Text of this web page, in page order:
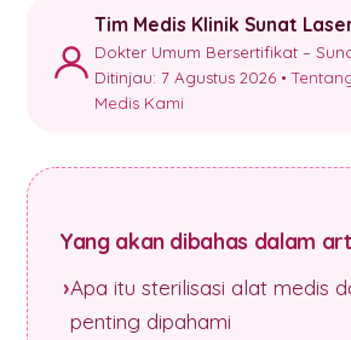
Tim Medis Klinik Sunat
Dokter Umum Bersertifikat –
Ditinjau: 7 Agustus 2026 •
Medis Kami
Yang akan dibahas dalam
Apa itu sterilisasi alat medis
penting dipahami